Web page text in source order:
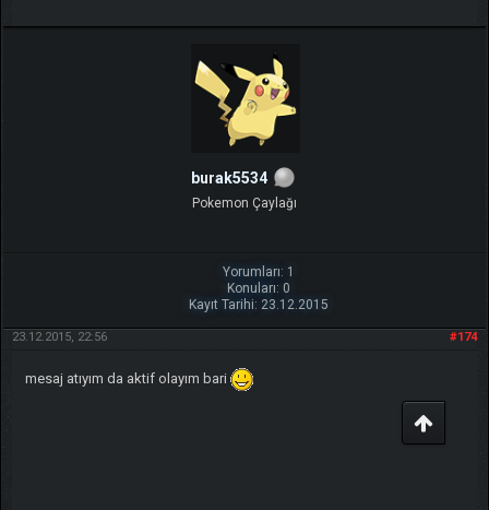
burak5534
Pokemon Çaylağı
Yorumları: 1
Konuları: 0
Kayıt Tarihi: 23.12.2015
#174
23.12.2015, 22:56
mesaj atıyım da aktif olayım bari